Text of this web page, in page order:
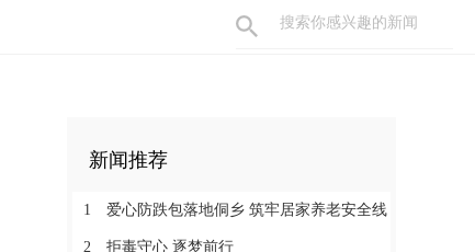
新闻推荐
1 爱心防跌包落地侗乡 筑牢居家养老安全线
2 拒毒守心 逐梦前行